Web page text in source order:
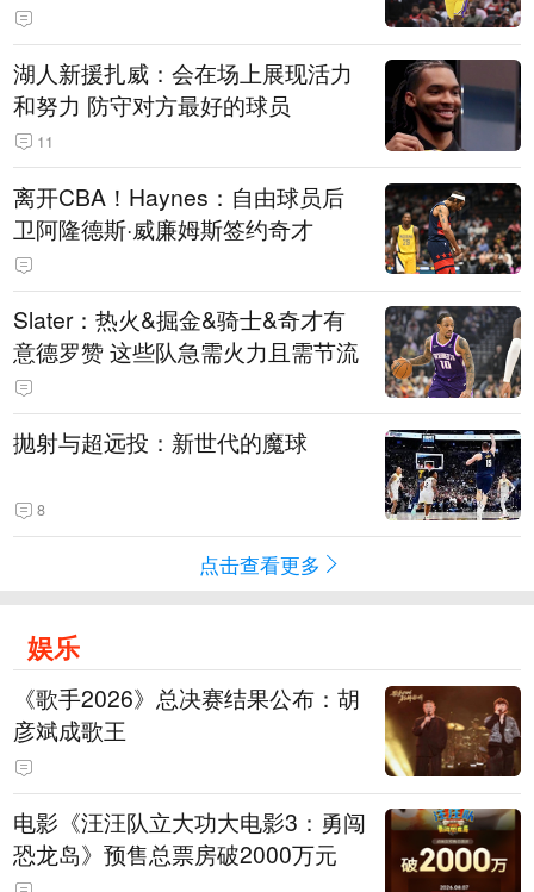
湖人新援扎威：会在场上展现活力
和努力 防守对方最好的球员
11
离开CBA！Haynes：自由球员后
卫阿隆德斯·威廉姆斯签约奇才
Slater：热火&掘金&骑士&奇才有
意德罗赞 这些队急需火力且需节流
抛射与超远投：新世代的魔球
8
点击查看更多
娱乐
《歌手2026》总决赛结果公布：胡
彦斌成歌王
电影《汪汪队立大功大电影3：勇闯
恐龙岛》预售总票房破2000万元